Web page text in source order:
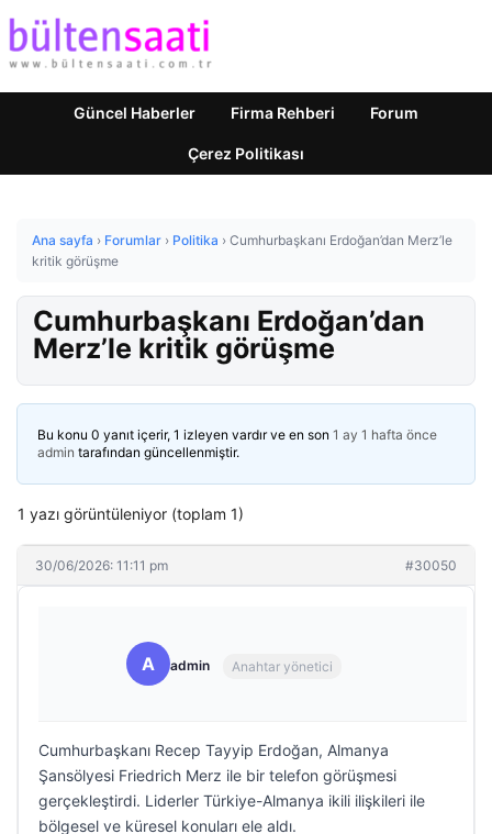
Güncel Haberler Firma Rehberi Forum
Çerez Politikası
Ana sayfa › Forumlar › Politika › Cumhurbaşkanı Erdoğan’dan Merz’le
kritik görüşme
Cumhurbaşkanı Erdoğan’dan
Merz’le kritik görüşme
Bu konu 0 yanıt içerir, 1 izleyen vardır ve en son 1 ay 1 hafta önce
admin tarafından güncellenmiştir.
1 yazı görüntüleniyor (toplam 1)
30/06/2026: 11:11 pm #30050
A admin Anahtar yönetici
Cumhurbaşkanı Recep Tayyip Erdoğan, Almanya
Şansölyesi Friedrich Merz ile bir telefon görüşmesi
gerçekleştirdi. Liderler Türkiye-Almanya ikili ilişkileri ile
bölgesel ve küresel konuları ele aldı.